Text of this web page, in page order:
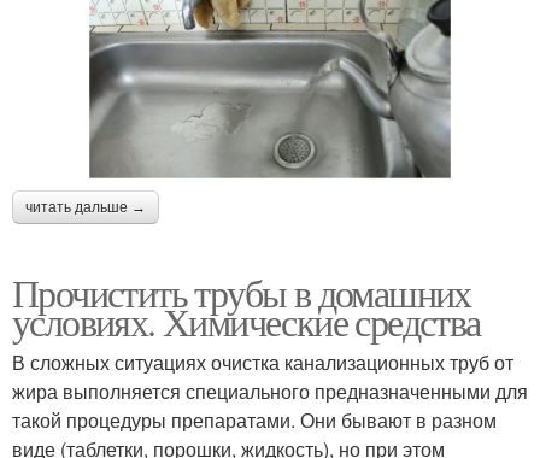
читать дальше →
Прочистить трубы в домашних
условиях. Химические средства
В сложных ситуациях очистка канализационных труб от
жира выполняется специального предназначенными для
такой процедуры препаратами. Они бывают в разном
виде (таблетки, порошки, жидкость), но при этом